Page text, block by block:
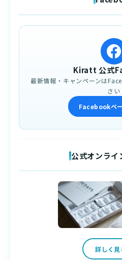
Kiratt 公式
最新情報・キャンペーンは
さい
Facebookペ
公式オンライ
詳しく見